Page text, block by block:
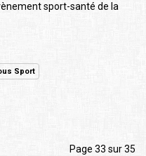
sport-santé de la
Sport
Page 33 sur 35